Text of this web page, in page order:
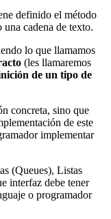
definido el método
cadena de texto.
lo que llamamos
(les llamaremos
de un tipo de
concreta, sino que
de este
implementar
(Queues), Listas
interfaz debe tener
o programador